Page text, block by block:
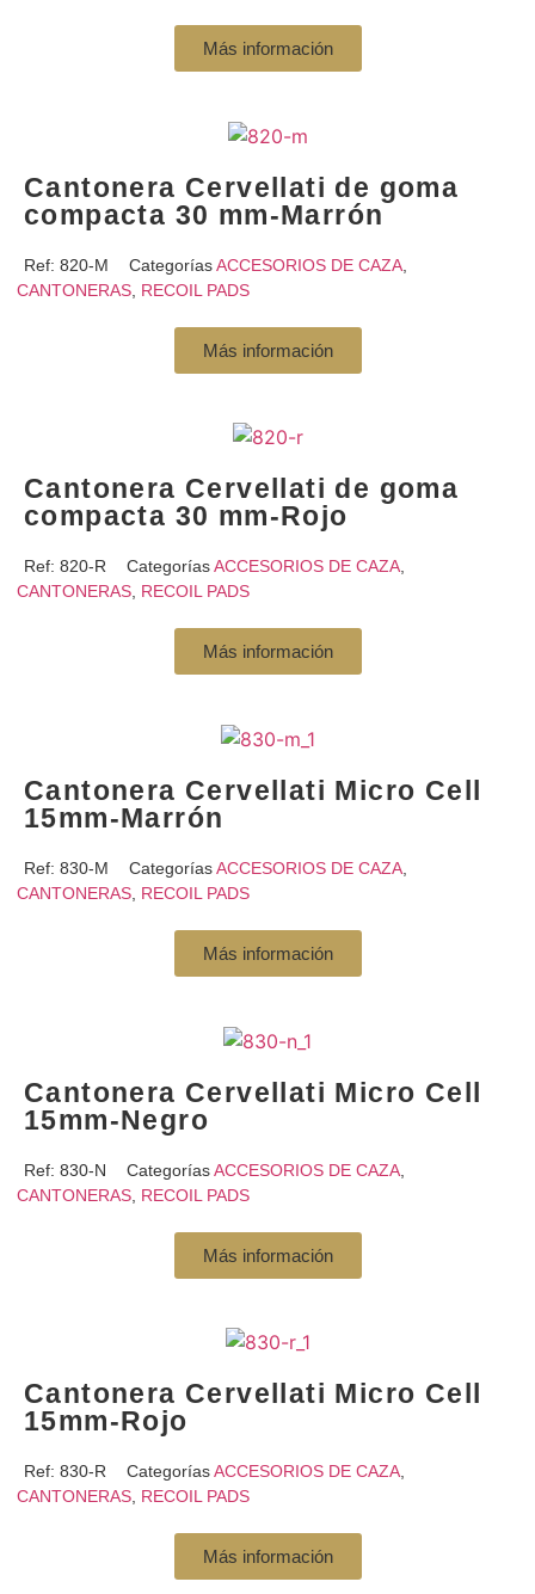
Más información
Cantonera Cervellati de goma
compacta 30 mm-Marrón
Ref: 820-M CategoríasACCESORIOS DE CAZA
CANTONERAS, RECOIL PADS
Más información
Cantonera Cervellati de goma
compacta 30 mm-Rojo
Ref: 820-R CategoríasACCESORIOS DE CAZA,
CANTONERAS, RECOIL PADS
Más información
Cantonera Cervellati Micro Cell
15mm-Marrón
Ref: 830-M CategoríasACCESORIOS DE CAZA
CANTONERAS, RECOIL PADS
Más información
Cantonera Cervellati Micro Cell
15mm-Negro
Ref: 830-N CategoríasACCESORIOS DE CAZA
CANTONERAS, RECOIL PADS
Más información
Cantonera Cervellati Micro Cell
15mm-Rojo
Ref: 830-R CategoríasACCESORIOS DE CAZA,
CANTONERAS, RECOIL PADS
Más información